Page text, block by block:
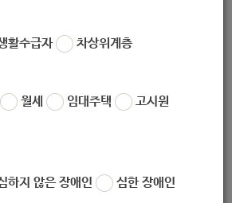
활수급자 차상위계층
월세 임대주택
고시원
하지 않은 장애인 심한 장애인
역의 청년들이 교류하며 발생하는 가능성
위하여 다음과 같이 <2020년 청년 지역
가능성'>
니다.